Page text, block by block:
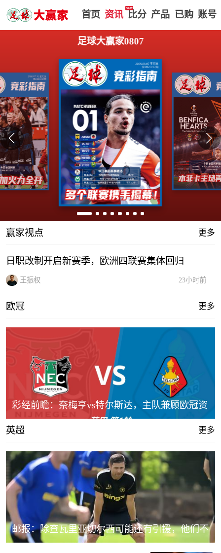
首页 赢家视点赛事比分实战版入口
我的
足球大赢家0807
赢家视点 更多
日职改制开启新赛季，欧洲四联赛集体回归
23小时前
王振权
欧冠 更多
彩经前瞻：奈梅亨vs特尔斯达，主队兼顾欧冠资
格赛需防冷门
英超
更多
邮报：除查瓦里亚切尔西可能还有引援，他们不
担心卖人的压力